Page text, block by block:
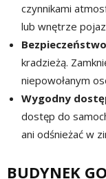
czynnikami
lub wnętrze
kradzieżą.
niepowołanym
Wygodny
dostęp do
ani odśnieżać w
BUDYNEK